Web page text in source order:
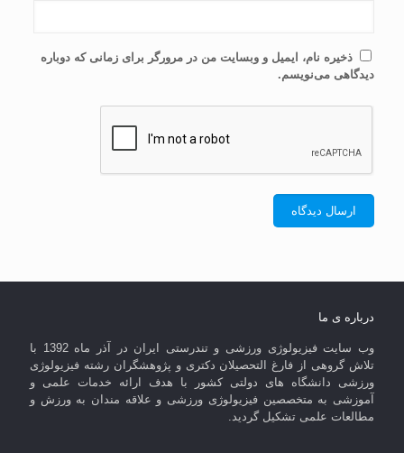
ذخیره نام، ایمیل و وبسایت من در مرورگر برای زمانی که دوباره
دیدگاهی می‌نویسم.
درباره ی ما
وب سایت فیزیولوژی ورزشی و تندرستی ایران در آذر ماه 1392 با
تلاش گروهی از فارغ التحصیلان دکتری و پژوهشگران رشته فیزیولوژی
ورزشی دانشگاه های دولتی کشور با هدف ارائه خدمات علمی و
آموزشی به متخصصین فیزیولوژی ورزشی و علاقه مندان به ورزش و
مطالعات علمی تشکیل گردید.